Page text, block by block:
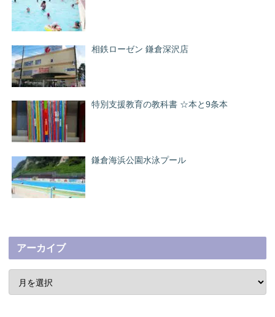
相鉄ローゼン 鎌倉深沢店
特別支援教育の教科書 ☆本と9条本
鎌倉海浜公園水泳プール
アーカイブ